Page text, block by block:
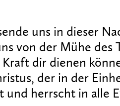
uns in dieser
von der Mühe des
dir dienen
der in der
und herrscht in alle